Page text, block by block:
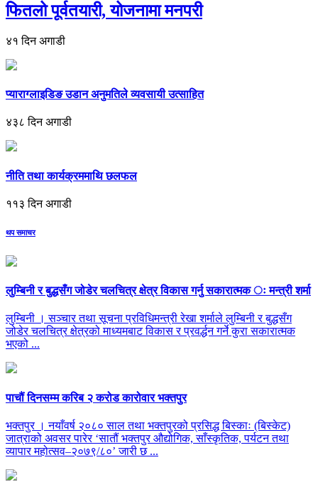
फितलो पूर्वतयारी, योजनामा मनपरी
४१ दिन अगाडी
प्याराग्लाइडिङ उडान अनुमतिले व्यवसायी उत्साहित
४३८ दिन अगाडी
नीति तथा कार्यक्रममाथि छलफल
११३ दिन अगाडी
थप समाचर
लुम्बिनी र बुद्धसँग जोडेर चलचित्र क्षेत्र विकास गर्नु सकारात्मक ः मन्त्री शर्मा
लुम्बिनी । सञ्चार तथा सूचना प्रविधिमन्त्री रेखा शर्माले लुम्बिनी र बुद्धसँग
जोडेर चलचित्र क्षेत्रको माध्यमबाट विकास र प्रवर्द्धन गर्ने कुरा सकारात्मक
भएको ...
पाचौं दिनसम्म करिब २ करोड कारोवार भक्तपुर
भक्तपुर । नयाँवर्ष २०८० साल तथा भक्तपुरको प्रसिद्ध बिस्काः (बिस्केट)
जात्राको अवसर पारेर ‘सातौं भक्तपुर औद्योगिक, साँस्कृतिक, पर्यटन तथा
व्यापार महोत्सव–२०७९/८०’ जारी छ ...